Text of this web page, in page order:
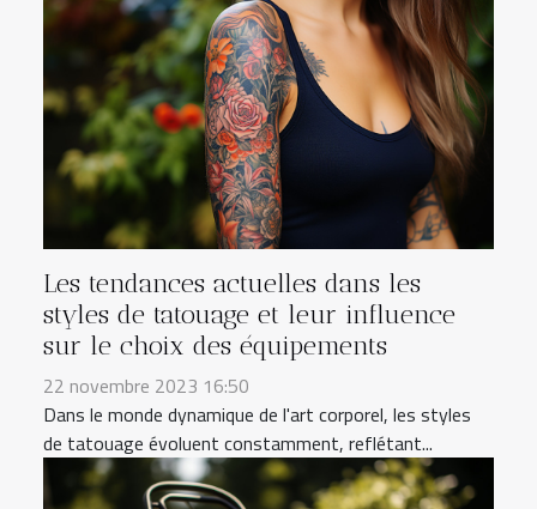
Les tendances actuelles dans les
styles de tatouage et leur influence
sur le choix des équipements
22 novembre 2023 16:50
Dans le monde dynamique de l'art corporel, les styles
de tatouage évoluent constamment, reflétant...